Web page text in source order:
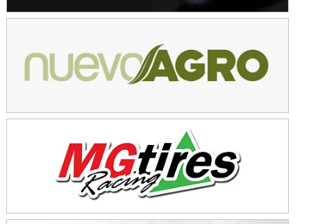
José Samuel Sánchez (Tierra)
El Timbó (Tucumán)